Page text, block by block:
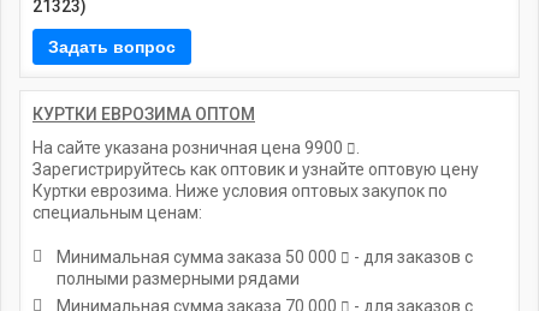
21323)
КУРТКИ ЕВРОЗИМА ОПТОМ
На сайте указана розничная цена 9900
Зарегистрируйтесь как оптовик и узнайте оптовую цену
Куртки еврозима. Ниже условия оптовых закупок по
специальным ценам:
Минимальная сумма заказа 50 000
- для заказов с
полными размерными рядами
Минимальная сумма заказа 70 000
- для заказов с